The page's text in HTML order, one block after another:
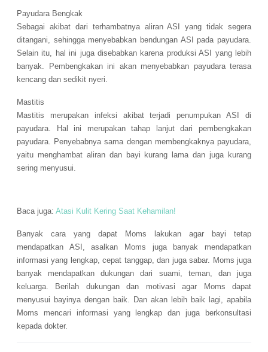
Payudara Bengkak
Sebagai akibat dari terhambatnya aliran ASI yang tidak segera
ditangani, sehingga menyebabkan bendungan ASI pada payudara.
Selain itu, hal ini juga disebabkan karena produksi ASI yang lebih
banyak. Pembengkakan ini akan menyebabkan payudara terasa
kencang dan sedikit nyeri.
Mastitis
Mastitis merupakan infeksi akibat terjadi penumpukan ASI di
payudara. Hal ini merupakan tahap lanjut dari pembengkakan
payudara. Penyebabnya sama dengan membengkaknya payudara,
yaitu menghambat aliran dan bayi kurang lama dan juga kurang
sering menyusui.
Baca juga: Atasi Kulit Kering Saat Kehamilan!
Banyak cara yang dapat Moms lakukan agar bayi tetap
mendapatkan ASI, asalkan Moms juga banyak mendapatkan
informasi yang lengkap, cepat tanggap, dan juga sabar. Moms juga
banyak mendapatkan dukungan dari suami, teman, dan juga
keluarga. Berilah dukungan dan motivasi agar Moms dapat
menyusui bayinya dengan baik. Dan akan lebih baik lagi, apabila
Moms mencari informasi yang lengkap dan juga berkonsultasi
kepada dokter.